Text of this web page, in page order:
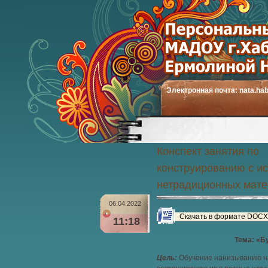
Электронная почта:
Конспект занятия по
конструированию с
нетрадиционных
06.04.2022
11:18 Скачать в формате DOCX
Тема:
Цель: Обучение нанизыванию